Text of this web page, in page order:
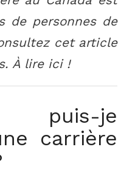
de personnes de
cet article
À lire ici !
puis-je
carrière